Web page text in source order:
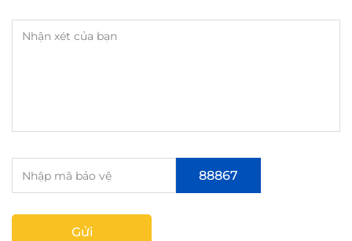
88867
Gửi